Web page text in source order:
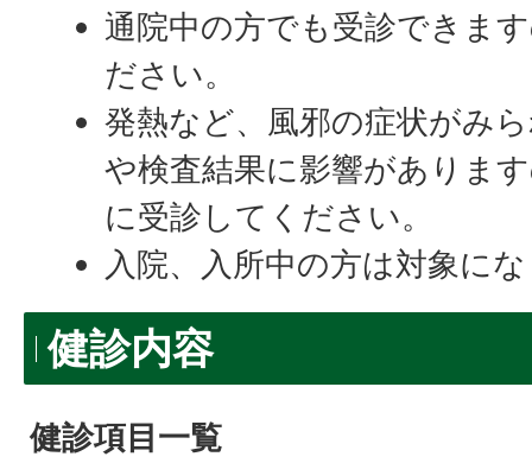
通院中の方でも受診できま
ださい。
発熱など、風邪の症状がみ
や検査結果に影響がありま
に受診してください。
入院、入所中の方は対象に
健診内容
健診項目一覧